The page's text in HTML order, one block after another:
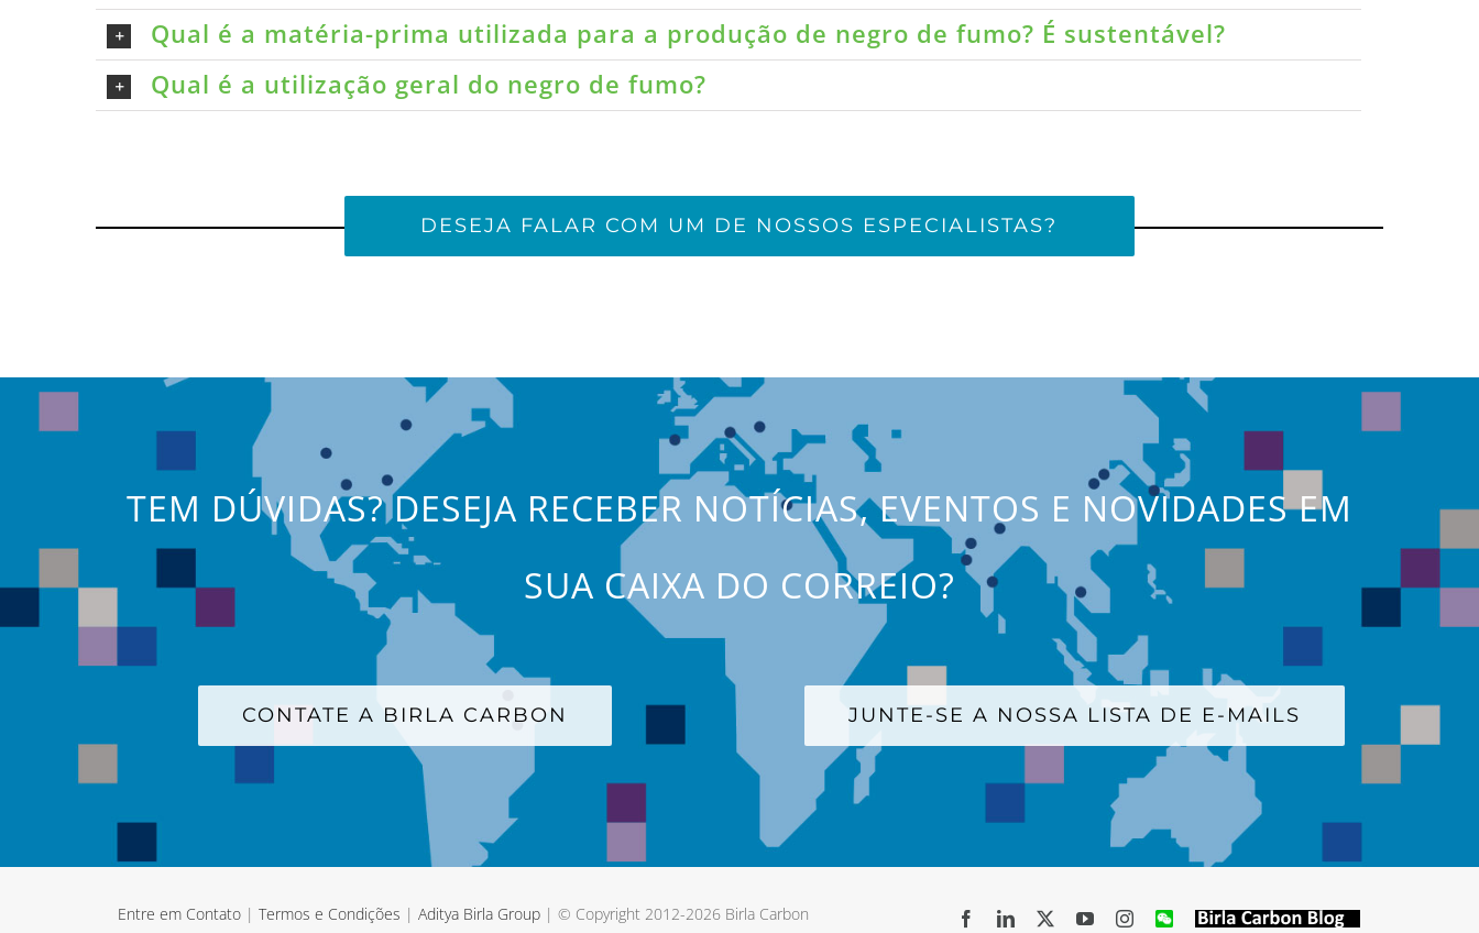
Qual é a matéria-prima utilizada para a produção de negro de fumo? É sustentável?
Qual é a utilização geral do negro de fumo?
DESEJA FALAR COM UM DE NOSSOS ESPECIALISTAS?
TEM DÚVIDAS? DESEJA RECEBER NOTÍCIAS, EVENTOS E NOVIDADES EM
SUA CAIXA DO CORREIO?
CONTATE A BIRLA CARBON JUNTE-SE A NOSSA LISTA DE E-MAILS
Entre em Contato |Termos e Condições |Aditya Birla Group | © Copyright 2012-2026 Birla Carbon FacebookLinkedIn YouTubeInstagram
WeChatBirla